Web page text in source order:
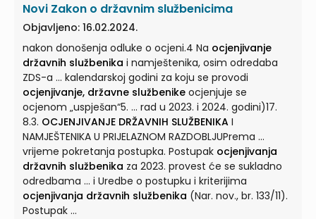
Novi Zakon o državnim službenicima
Objavljeno: 16.02.2024.
nakon donošenja odluke o ocjeni.4 Na ocjenjivanje
državnih službenika i namještenika, osim odredaba
ZDS-a ... kalendarskoj godini za koju se provodi
ocjenjivanje, državne službenike ocjenjuje se
ocjenom „uspješan“5. ... rad u 2023. i 2024. godini)17.
8.3. OCJENJIVANJE DRŽAVNIH SLUŽBENIKA I
NAMJEŠTENIKA U PRIJELAZNOM RAZDOBLJUPrema ...
vrijeme pokretanja postupka. Postupak ocjenjivanja
državnih službenika za 2023. provest će se sukladno
odredbama ... i Uredbe o postupku i kriterijima
ocjenjivanja državnih službenika (Nar. nov., br. 133/11).
Postupak ...